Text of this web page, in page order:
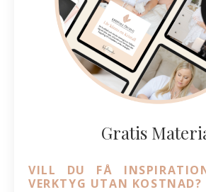
Gratis
VILL DU FÅ
VERKTYG UTAN KOSTNAD?